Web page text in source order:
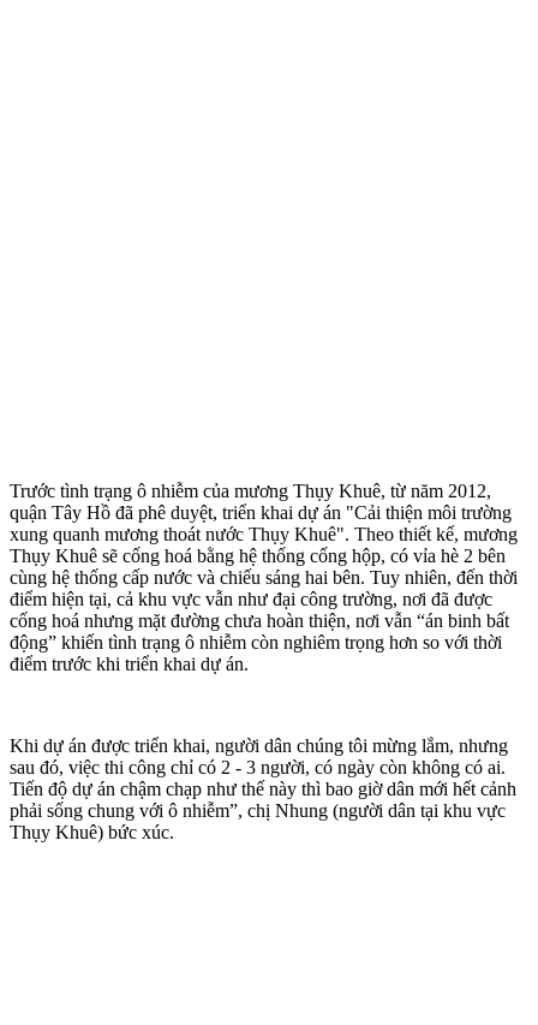
Trước tình trạng ô nhiễm của mương Thụy Khuê, từ năm 2012,
quận Tây Hồ đã phê duyệt, triển khai dự án "Cải thiện môi trường
xung quanh mương thoát nước Thụy Khuê". Theo thiết kế, mương
Thụy Khuê sẽ cống hoá bằng hệ thống cống hộp, có vỉa hè 2 bên
cùng hệ thống cấp nước và chiếu sáng hai bên. Tuy nhiên, đến thời
điểm hiện tại, cả khu vực vẫn như đại công trường, nơi đã được
cống hoá nhưng mặt đường chưa hoàn thiện, nơi vẫn “án binh bất
động” khiến tình trạng ô nhiễm còn nghiêm trọng hơn so với thời
điểm trước khi triển khai dự án.
Khi dự án được triển khai, người dân chúng tôi mừng lắm, nhưng
sau đó, việc thi công chỉ có 2 - 3 người, có ngày còn không có ai.
Tiến độ dự án chậm chạp như thế này thì bao giờ dân mới hết cảnh
phải sống chung với ô nhiễm”, chị Nhung (người dân tại khu vực
Thụy Khuê) bức xúc.